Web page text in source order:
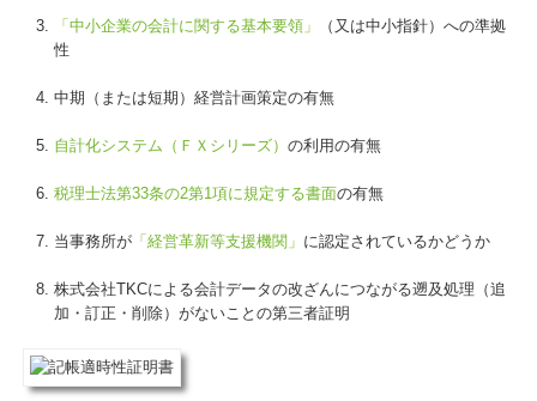
「中小企業の会計に関する基本要領」
（又は中小指針）への準拠
性
中期（または短期）経営計画策定の有無
自計化システム（ＦＸシリーズ） の利用の有無
税理士法第33条の2第1項に規定する書面の有無
当事務所が 「経営革新等支援機関」 に認定されているかどうか
株式会社TKCによる会計データの改ざんにつながる遡及処理（追
加・訂正・削除）がないことの第三者証明